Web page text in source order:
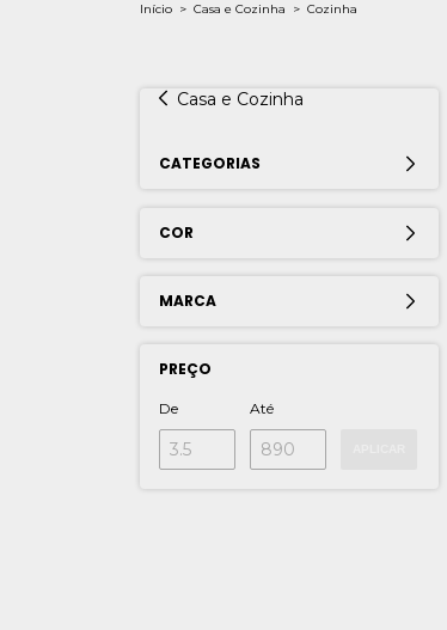
Início > Casa e Cozinha > Cozinha
Casa e Cozinha
CATEGORIAS
COR
MARCA
PREÇO
De Até